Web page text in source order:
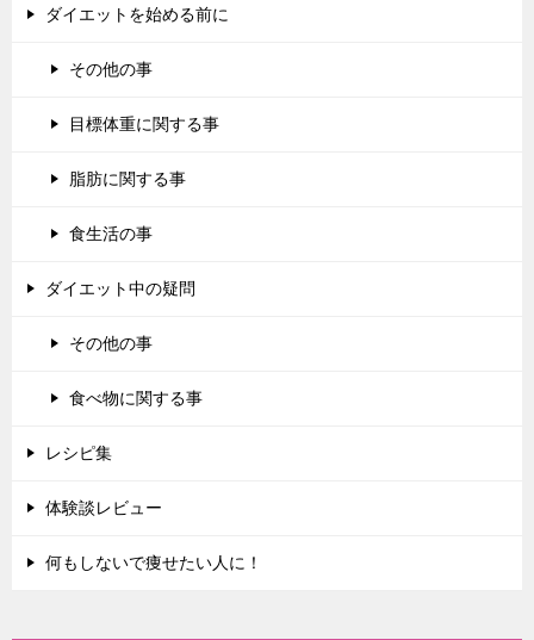
ダイエットを始める前に
その他の事
目標体重に関する事
脂肪に関する事
食生活の事
ダイエット中の疑問
その他の事
食べ物に関する事
レシピ集
体験談レビュー
何もしないで痩せたい人に！